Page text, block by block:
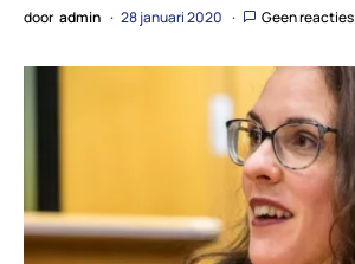
door admin 28 januari 2020 Geen reacties